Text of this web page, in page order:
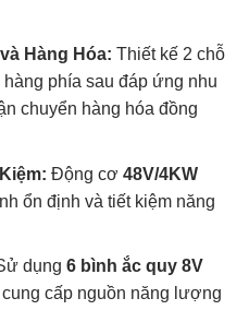
Hàng Hóa: Thiết kế 2 chỗ
phía sau đáp ứng nhu
chuyển hàng hóa đồng
Động cơ 48V/4KW
ổn định và tiết kiệm năng
dụng 6 bình ắc quy 8V
cấp nguồn năng lượng